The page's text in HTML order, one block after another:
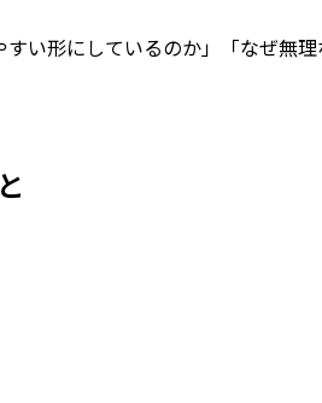
い形にしているのか」「なぜ無